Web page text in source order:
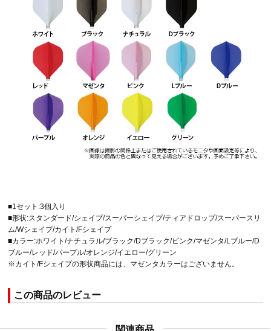
■1セット:3個入り
■形状:スタンダード/シェイプ/スーパーシェイプ/ティアドロップ/スーパースリ
ム/Wシェイプ/カイト/Fシェイプ
■カラー:ホワイト/ナチュラル/ブラック/Dブラック/ピンク/マゼンタ/Lブルー/D
ブルー/レッド/パープル/オレンジ/イエロー/グリーン
※カイト/Fシェイプの形状商品には、マゼンタカラーはございません。
この商品のレビュー